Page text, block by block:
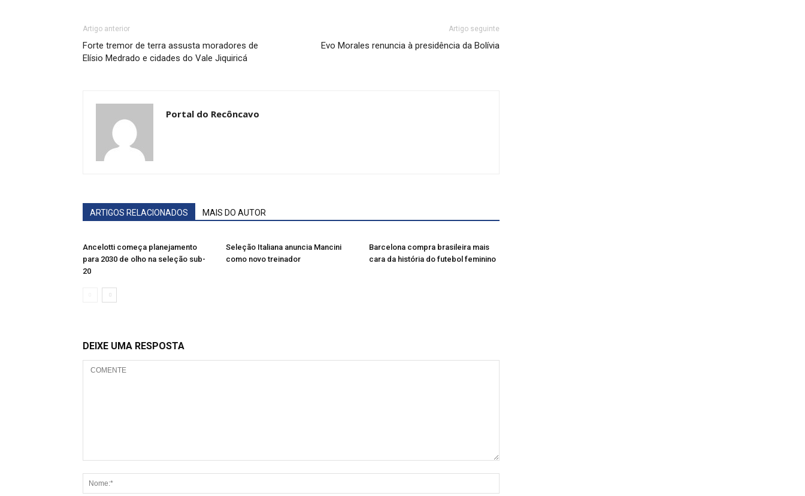
Artigo anterior
Forte tremor de terra assusta moradores de
Elísio Medrado e cidades do Vale Jiquiricá
Artigo seguinte
Evo Morales renuncia à presidência da Bolívia
Portal do Recôncavo
ARTIGOS RELACIONADOS MAIS DO AUTOR
Ancelotti começa planejamento
para 2030 de olho na seleção sub-
20
Seleção Italiana anuncia Mancini
como novo treinador
Barcelona compra brasileira mais
cara da história do futebol feminino
DEIXE UMA RESPOSTA